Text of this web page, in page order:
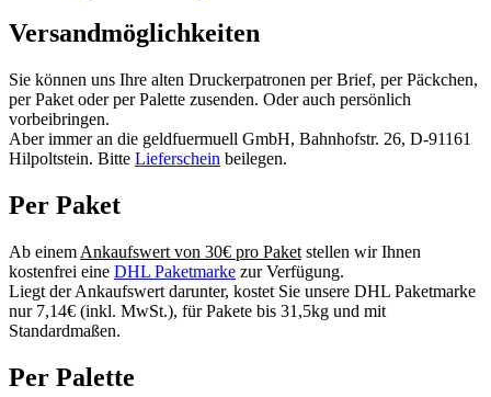
Versandmöglichkeiten
Sie können uns Ihre alten Druckerpatronen per Brief, per Päckchen,
per Paket oder per Palette zusenden. Oder auch persönlich
vorbeibringen.
Aber immer an die geldfuermuell GmbH, Bahnhofstr. 26, D-91161
Hilpoltstein. Bitte Lieferschein beilegen.
Per Paket
Ab einem Ankaufswert von 30€ pro Paket stellen wir Ihnen
kostenfrei eine DHL Paketmarke zur Verfügung.
Liegt der Ankaufswert darunter, kostet Sie unsere DHL Paketmarke
nur 7,14€ (inkl. MwSt.), für Pakete bis 31,5kg und mit
Standardmaßen.
Per Palette